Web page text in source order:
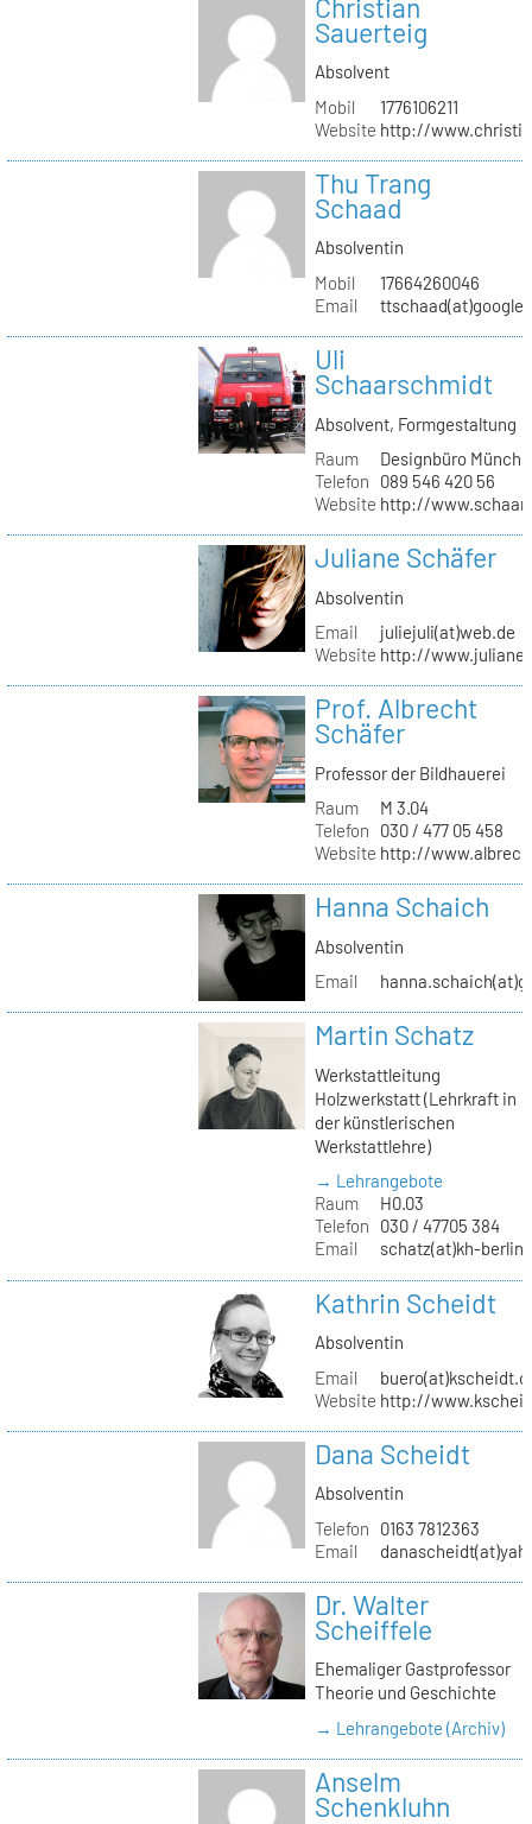
Christian
Sauerteig
Absolvent
Mobil
1776106211
Website http://
Thu Trang
Schaad
Absolventin
Mobil
17664260046
Email
Uli
Schaarschmidt
Absolvent, Formgestaltung
Raum
Designbüro
Telefon
089 546 420 56
Website http://
Juliane Schäfer
Absolventin
Email
juliejuli(at)web.de
Website http://
Prof. Albrecht
Schäfer
Professor der Bildhauerei
Raum
M 3.04
Telefon
030 / 477 05 458
Website http://
Hanna Schaich
Absolventin
Email
Martin Schatz
Werkstattleitung
Holzwerkstatt (Lehrkraft in
der künstlerischen
Werkstattlehre)
→ Lehrangebote
Raum
H0.03
Telefon
030 / 47705 384
Email
schatz(at)kh-
Kathrin Scheidt
Absolventin
Email
Website http://
Dana Scheidt
Absolventin
Telefon
0163 7812363
Email
Dr. Walter
Scheiffele
Ehemaliger Gastprofessor
Theorie und Geschichte
→ Lehrangebote (Archiv)
Anselm
Schenkluhn